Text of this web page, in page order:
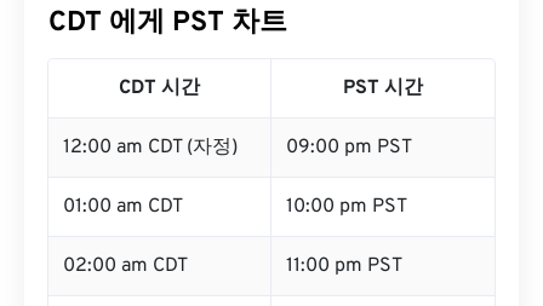
CDT 에게 PST 차트
CDT 시간 PST 시간
12:00 am CDT (자정) 09:00 pm PST
01:00 am CDT 10:00 pm PST
02:00 am CDT 11:00 pm PST